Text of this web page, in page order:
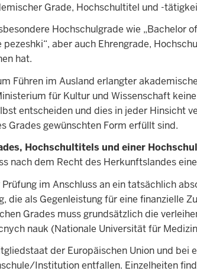
Grade, Hochschultitel und -
Hochschulgrade wie
aber auch Ehrengrade,
hat.
Führen im Ausland erlangter
für Kultur und Wissenschaft
entscheiden und dies in jeder Hinsicht
Grades gewünschten Form erfüllt sind.
Hochschultitels und einer
nach dem Recht des Herkunftslandes
im Anschluss an ein tatsächlich
die als Gegenleistung für eine finanzielle
Grades muss grundsätzlich die
nauk (Nationale Universität für
der Europäischen Union und
Institution entfallen. Einzelheiten